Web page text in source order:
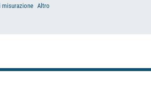
misurazione Altro